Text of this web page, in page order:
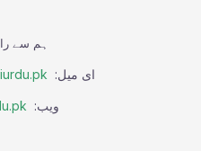
ہم سے
ای میل:
ویب: